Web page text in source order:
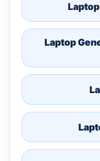
Laptop
Laptop